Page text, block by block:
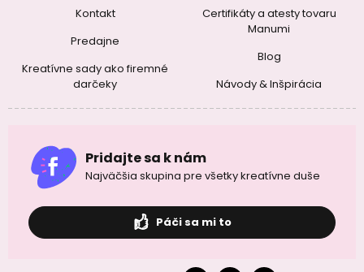
Kontakt
Predajne
Kreatívne sady ako firemné
darčeky
Certifikáty a atesty tovaru
Manumi
Blog
Návody & Inšpirácia
Pridajte sa k nám
Najväčšia skupina pre všetky kreatívne duše
Páči sa mi to